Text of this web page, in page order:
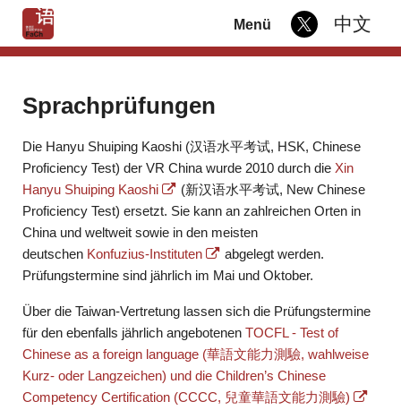
Menü 中文
Sprachprüfungen
Die Hanyu Shuiping Kaoshi (汉语水平考试, HSK, Chinese
Proficiency Test) der VR China wurde 2010 durch die Xin
Hanyu Shuiping Kaoshi
(新汉语水平考试, New Chinese
Proficiency Test) ersetzt. Sie kann an zahlreichen Orten in
China und weltweit sowie in den meisten
deutschen Konfuzius-Instituten
abgelegt werden.
Prüfungstermine sind jährlich im Mai und Oktober.
Über die Taiwan-Vertretung lassen sich die Prüfungstermine
für den ebenfalls jährlich angebotenen TOCFL - Test of
Chinese as a foreign language (華語文能力測驗, wahlweise
Kurz- oder Langzeichen) und die Children’s Chinese
Competency Certification (CCCC, 兒童華語文能力測驗)